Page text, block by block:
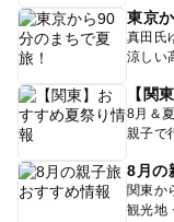
東京
真田氏
涼しい
【関
8月＆
親子で
8月の
関東か
観光地